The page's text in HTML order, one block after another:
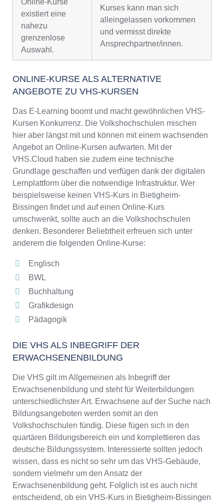
Online-Kurse
existiert eine
nahezu
grenzenlose
Auswahl.
Kurses kann man sich
alleingelassen vorkommen
und vermisst direkte
Ansprechpartner/innen.
ONLINE-KURSE ALS ALTERNATIVE
ANGEBOTE ZU VHS-KURSEN
Das E-Learning boomt und macht gewöhnlichen VHS-
Kursen Konkurrenz. Die Volkshochschulen mischen
hier aber längst mit und können mit einem wachsenden
Angebot an Online-Kursen aufwarten. Mit der
VHS.Cloud haben sie zudem eine technische
Grundlage geschaffen und verfügen dank der digitalen
Lernplattform über die notwendige Infrastruktur. Wer
beispielsweise keinen VHS-Kurs in Bietigheim-
Bissingen findet und auf einen Online-Kurs
umschwenkt, sollte auch an die Volkshochschulen
denken. Besonderer Beliebtheit erfreuen sich unter
anderem die folgenden Online-Kurse:
Englisch
BWL
Buchhaltung
Grafikdesign
Pädagogik
DIE VHS ALS INBEGRIFF DER
ERWACHSENENBILDUNG
Die VHS gilt im Allgemeinen als Inbegriff der
Erwachsenenbildung und steht für Weiterbildungen
unterschiedlichster Art. Erwachsene auf der Suche nach
Bildungsangeboten werden somit an den
Volkshochschulen fündig. Diese fügen sich in den
quartären Bildungsbereich ein und komplettieren das
deutsche Bildungssystem. Interessierte sollten jedoch
wissen, dass es nicht so sehr um das VHS-Gebäude,
sondern vielmehr um den Ansatz der
Erwachsenenbildung geht. Folglich ist es auch nicht
entscheidend, ob ein VHS-Kurs in Bietigheim-Bissingen